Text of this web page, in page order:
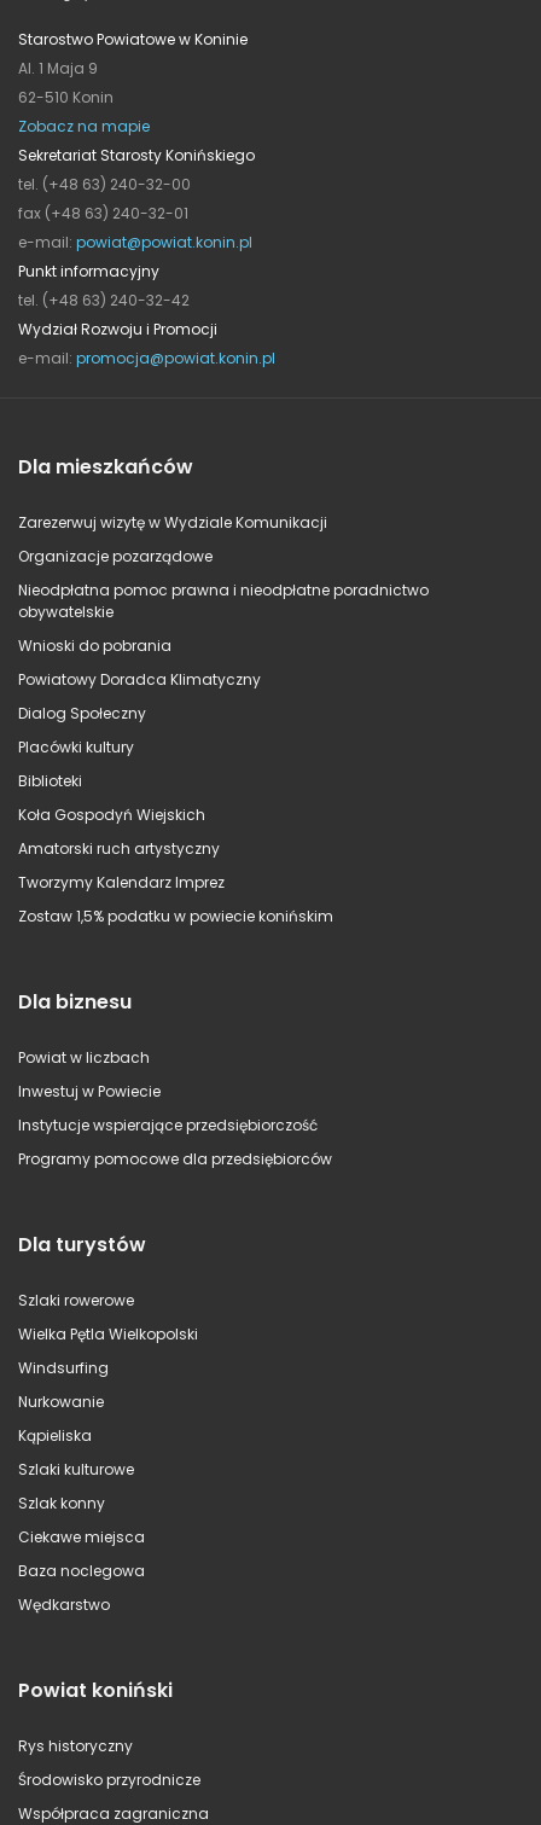
Starostwo Powiatowe w Koninie
Al. 1 Maja 9
62-510 Konin
Zobacz na mapie
Sekretariat Starosty Konińskiego
tel. (+48 63) 240-32-00
fax (+48 63) 240-32-01
e-mail: powiat@powiat.konin.pl
Punkt informacyjny
tel. (+48 63) 240-32-42
Wydział Rozwoju i Promocji
e-mail: promocja@powiat.konin.pl
Dla mieszkańców
Zarezerwuj wizytę w Wydziale Komunikacji
Organizacje pozarządowe
Nieodpłatna pomoc prawna i nieodpłatne poradnictwo
obywatelskie
Wnioski do pobrania
Powiatowy Doradca Klimatyczny
Dialog Społeczny
Placówki kultury
Biblioteki
Koła Gospodyń Wiejskich
Amatorski ruch artystyczny
Tworzymy Kalendarz Imprez
Zostaw 1,5% podatku w powiecie konińskim
Dla biznesu
Powiat w liczbach
Inwestuj w Powiecie
Instytucje wspierające przedsiębiorczość
Programy pomocowe dla przedsiębiorców
Dla turystów
Szlaki rowerowe
Wielka Pętla Wielkopolski
Windsurfing
Nurkowanie
Kąpieliska
Szlaki kulturowe
Szlak konny
Ciekawe miejsca
Baza noclegowa
Wędkarstwo
Powiat koniński
Rys historyczny
Środowisko przyrodnicze
Współpraca zagraniczna